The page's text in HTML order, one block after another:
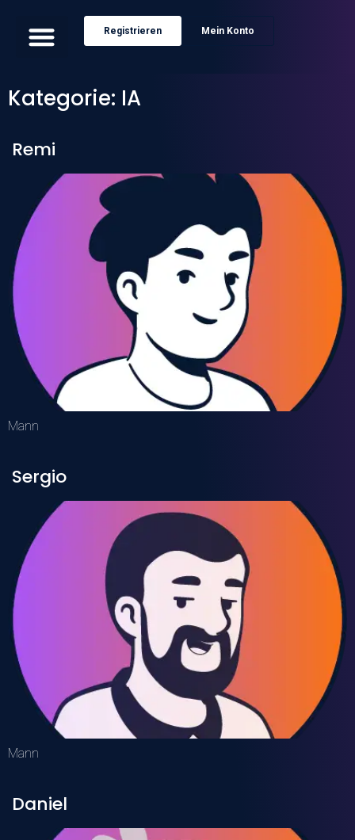
Registrieren Mein Konto
Kategorie: IA
Remi
Mann
Sergio
Mann
Daniel